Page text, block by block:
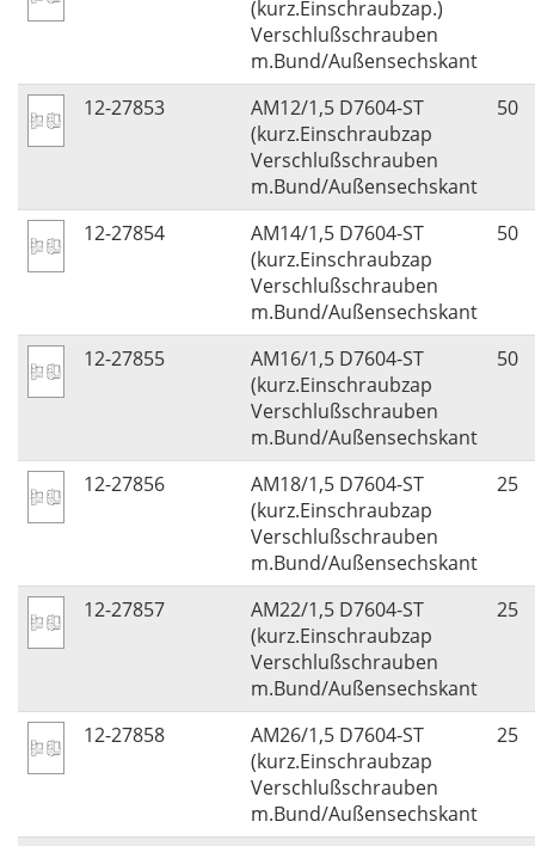
(kurz.Einschraubzap.)
Verschlußschrauben
m.Bund/Außensechskant
12-27853
AM12/1,5 D7604-ST
(kurz.Einschraubzap
Verschlußschrauben
m.Bund/Außensechskant
50
12-27854
AM14/1,5 D7604-ST
(kurz.Einschraubzap
Verschlußschrauben
m.Bund/Außensechskant
50
12-27855
AM16/1,5 D7604-ST
(kurz.Einschraubzap
Verschlußschrauben
m.Bund/Außensechskant
50
12-27856
AM18/1,5 D7604-ST
(kurz.Einschraubzap
Verschlußschrauben
m.Bund/Außensechskant
25
12-27857
AM22/1,5 D7604-ST
(kurz.Einschraubzap
Verschlußschrauben
m.Bund/Außensechskant
25
12-27858
AM26/1,5 D7604-ST
(kurz.Einschraubzap
Verschlußschrauben
m.Bund/Außensechskant
25